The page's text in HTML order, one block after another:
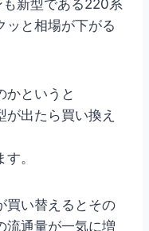
新型である220系
ッと相場が下がる
かというと
が出たら買い換え
。
買い替えるとその
流通量が一気に増